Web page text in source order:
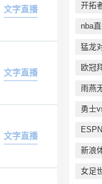
文字直播
文字直播
文字直播
开拓
nba
猛龙
欧冠
雨燕
勇士
新浪
女足